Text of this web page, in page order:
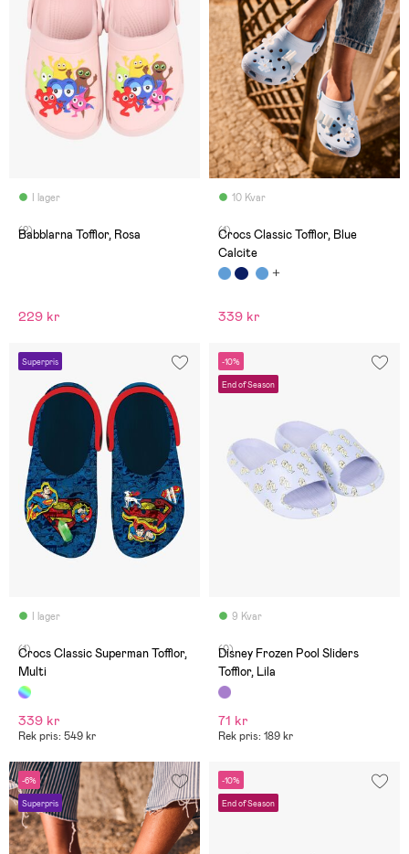
I lager
(2)
Babblarna Tofflor, Rosa
229 kr
10 Kvar
(1)
Crocs Classic Tofflor, Blue
Calcite
339 kr
Superpris
I lager
(1)
Crocs Classic Superman Tofflor,
Multi
339 kr
Rek pris: 549 kr
-10%
End of Season
9 Kvar
(0)
Disney Frozen Pool Sliders
Tofflor, Lila
71 kr
Rek pris: 189 kr
-6%
Superpris
-10%
End of Season